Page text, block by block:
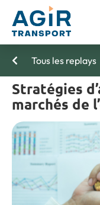
Tous les replays
Stratégies
marchés de